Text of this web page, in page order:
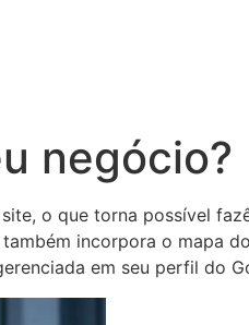
negócio?
o que torna possível
incorpora o mapa
em seu perfil do